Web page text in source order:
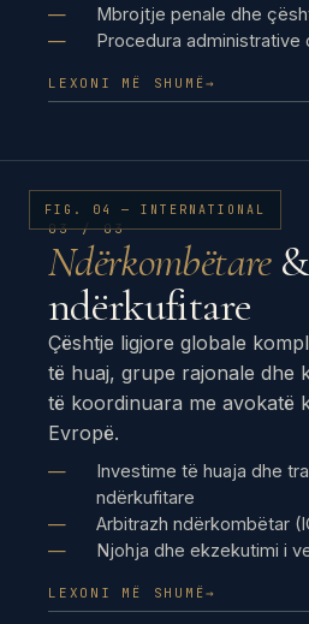
Mbrojtje penale dhe
Procedura
LEXONI MË SHUMË→
FIG. 04 — INTERNATIONAL
03 / 03
Ndërkombëtare&
ndërkufitare
Çështje ligjore globale
të huaj, grupe rajonale dhe
të koordinuara me avokatë
Evropë.
Investime të huaja dhe
ndërkufitare
Arbitrazh ndërkombëtar
Njohja dhe ekzekutimi i
LEXONI MË SHUMË→